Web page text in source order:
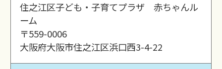
住之江区子ども・子育てプラザ 赤ちゃんル
ーム
〒559-0006
大阪府大阪市住之江区浜口西3-4-22